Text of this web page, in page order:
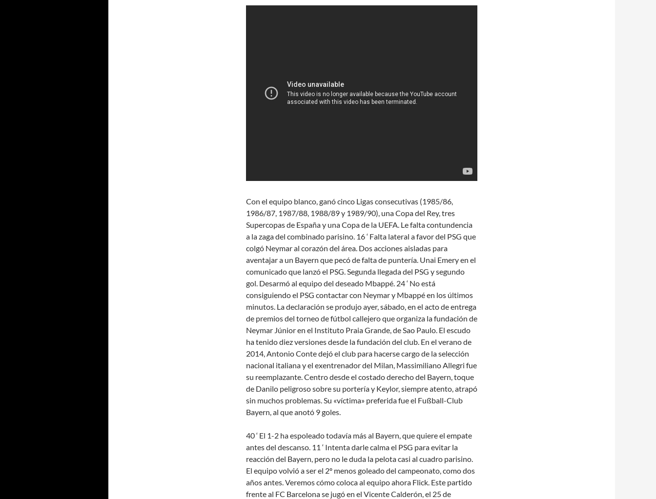
Con el equipo blanco, ganó cinco Ligas consecutivas (1985/86,
1986/87, 1987/88, 1988/89 y 1989/90), una Copa del Rey, tres
Supercopas de España y una Copa de la UEFA. Le falta contundencia
a la zaga del combinado parisino. 16 ‘ Falta lateral a favor del PSG que
colgó Neymar al corazón del área. Dos acciones aisladas para
aventajar a un Bayern que pecó de falta de puntería. Unai Emery en el
comunicado que lanzó el PSG. Segunda llegada del PSG y segundo
gol. Desarmó al equipo del deseado Mbappé. 24 ‘ No está
consiguiendo el PSG contactar con Neymar y Mbappé en los últimos
minutos. La declaración se produjo ayer, sábado, en el acto de entrega
de premios del torneo de fútbol callejero que organiza la fundación de
Neymar Júnior en el Instituto Praia Grande, de Sao Paulo. El escudo
ha tenido diez versiones desde la fundación del club. En el verano de
2014, Antonio Conte dejó el club para hacerse cargo de la selección
nacional italiana y el exentrenador del Milan, Massimiliano Allegri fue
su reemplazante. Centro desde el costado derecho del Bayern, toque
de Danilo peligroso sobre su portería y Keylor, siempre atento, atrapó
sin muchos problemas. Su «víctima» preferida fue el Fußball-Club
Bayern, al que anotó 9 goles.
40 ‘ El 1-2 ha espoleado todavía más al Bayern, que quiere el empate
antes del descanso. 11 ‘ Intenta darle calma el PSG para evitar la
reacción del Bayern, pero no le duda la pelota casi al cuadro parisino.
El equipo volvió a ser el 2º menos goleado del campeonato, como dos
años antes. Veremos cómo coloca al equipo ahora Flick. Este partido
frente al FC Barcelona se jugó en el Vicente Calderón, el 25 de